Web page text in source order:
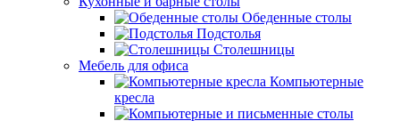
Обеденные столы
Подстолья
Столешницы
Мебель для офиса
Компьютерные
кресла